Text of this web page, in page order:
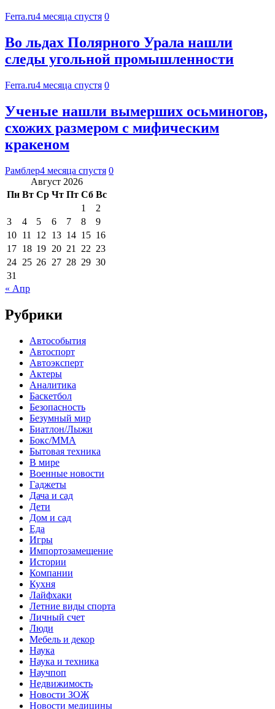
Ferra.ru4 месяца спустя 0
Во льдах Полярного Урала нашли
следы угольной промышленности
Ferra.ru4 месяца спустя 0
Ученые нашли вымерших осьминогов,
схожих размером с мифическим
кракеном
Рамблер4 месяца спустя 0
Август 2026
Пн Вт Ср Чт Пт Сб Вс
1
2
3
4 5 6 7 8
9
10 11 12 13 14 15 16
17 18 19 20 21 22 23
24 25 26 27 28 29 30
31
« Апр
Рубрики
Автособытия
Автоспорт
Автоэксперт
Актеры
Аналитика
Баскетбол
Безопасность
Безумный мир
Биатлон/Лыжи
Бокс/MMA
Бытовая техника
В мире
Военные новости
Гаджеты
Дача и сад
Дети
Дом и сад
Еда
Игры
Импортозамещение
Истории
Компании
Кухня
Лайфхаки
Летние виды спорта
Личный счет
Люди
Мебель и декор
Наука
Наука и техника
Научпоп
Недвижимость
Новости ЗОЖ
Новости медицины